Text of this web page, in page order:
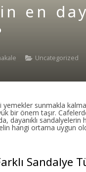
en
Uncategorized
sunmakla
bir önem taşır.
dayanıklı
hangi ortama uygun
Sandalye